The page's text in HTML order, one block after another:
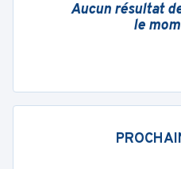
Aucun résultat
le